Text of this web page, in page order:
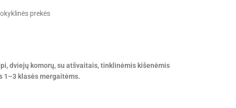
prekės
dviejų komorų, su atšvaitais, tinklinėmis kišenėmis
1–3 klasės mergaitėms.